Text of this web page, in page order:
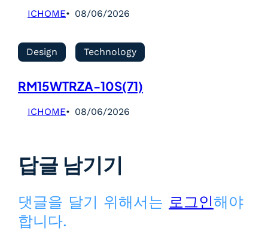
ICHOME 08/06/2026
Design Technology
RM15WTRZA-10S(71)
ICHOME 08/06/2026
답글 남기기
댓글을 달기 위해서는 로그인해야
합니다.